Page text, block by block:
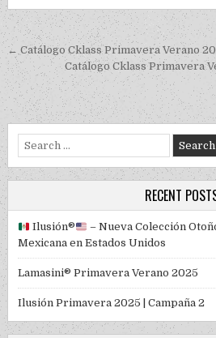
Post navigation
← Catálogo Cklass Primavera Verano
Catálogo Cklass Primavera
Search for:
RECENT
Ilusión®️
– Nueva Colección
Mexicana en Estados Unidos
Lamasini® Primavera Verano 2025
Ilusión Primavera 2025 | Campaña 2